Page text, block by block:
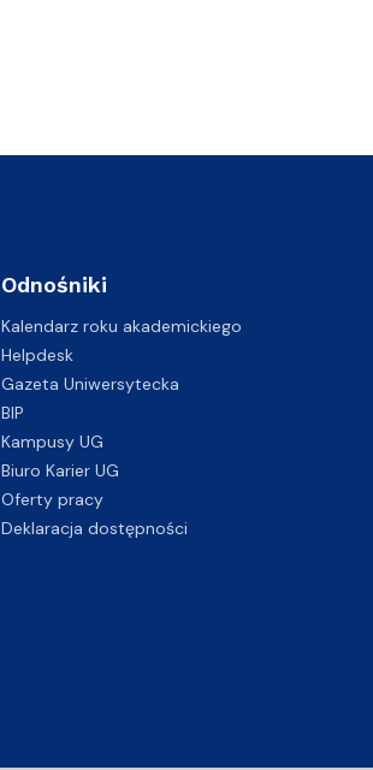
Odnośniki
Kalendarz roku akademickiego
Helpdesk
Gazeta Uniwersytecka
BIP
Kampusy UG
Biuro Karier UG
Oferty pracy
Deklaracja dostępności